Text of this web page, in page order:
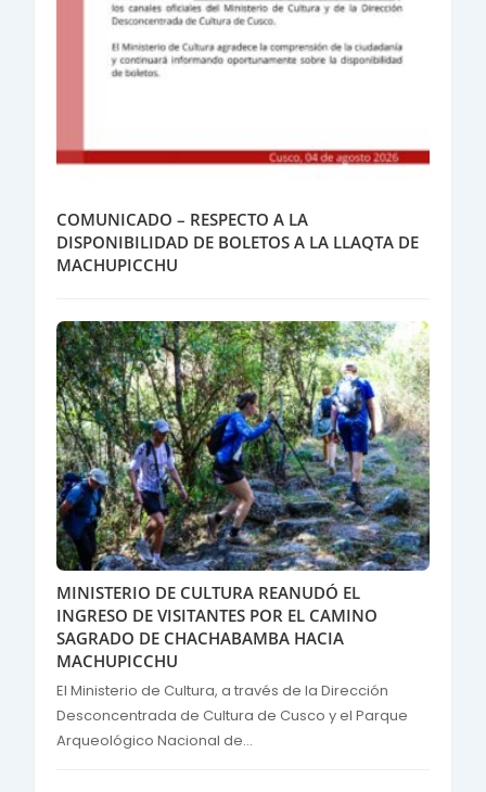
COMUNICADO – RESPECTO A LA
DISPONIBILIDAD DE BOLETOS A LA LLAQTA DE
MACHUPICCHU
MINISTERIO DE CULTURA REANUDÓ EL
INGRESO DE VISITANTES POR EL CAMINO
SAGRADO DE CHACHABAMBA HACIA
MACHUPICCHU
El Ministerio de Cultura, a través de la Dirección
Desconcentrada de Cultura de Cusco y el Parque
Arqueológico Nacional de...